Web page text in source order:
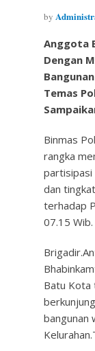
by
Anggota
Dengan
Temas
Binmas
rangka
partisipasi
dan
terhadap
07.15 Wib.
Batu Kota
bangunan